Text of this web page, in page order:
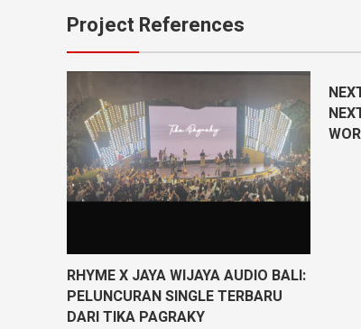
Project References
RHYME X JAYA WIJAYA AUDIO BALI:
PELUNCURAN SINGLE TERBARU
DARI TIKA PAGRAKY